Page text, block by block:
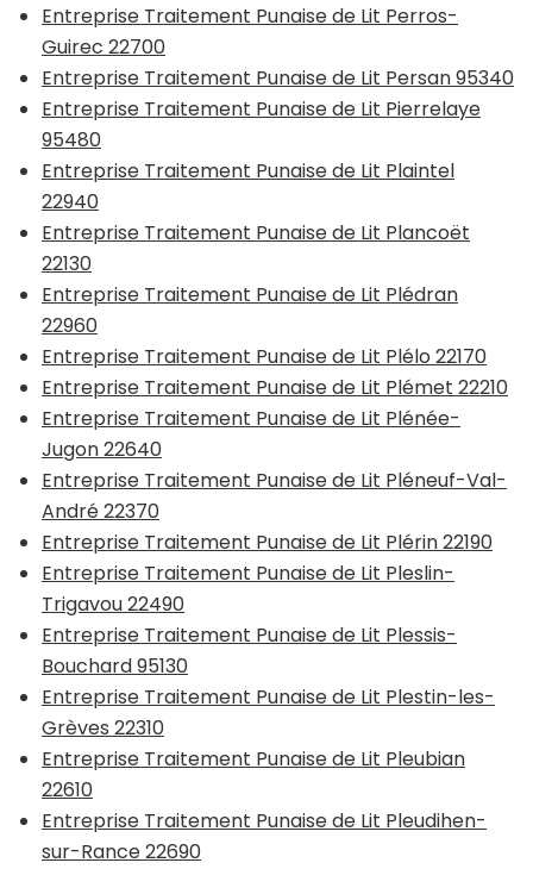
Entreprise Traitement Punaise de Lit Perros-
Guirec 22700
Entreprise Traitement Punaise de Lit Persan 95340
Entreprise Traitement Punaise de Lit Pierrelaye
95480
Entreprise Traitement Punaise de Lit Plaintel
22940
Entreprise Traitement Punaise de Lit Plancoët
22130
Entreprise Traitement Punaise de Lit Plédran
22960
Entreprise Traitement Punaise de Lit Plélo 22170
Entreprise Traitement Punaise de Lit Plémet 22210
Entreprise Traitement Punaise de Lit Plénée-
Jugon 22640
Entreprise Traitement Punaise de Lit Pléneuf-Val-
André 22370
Entreprise Traitement Punaise de Lit Plérin 22190
Entreprise Traitement Punaise de Lit Pleslin-
Trigavou 22490
Entreprise Traitement Punaise de Lit Plessis-
Bouchard 95130
Entreprise Traitement Punaise de Lit Plestin-les-
Grèves 22310
Entreprise Traitement Punaise de Lit Pleubian
22610
Entreprise Traitement Punaise de Lit Pleudihen-
sur-Rance 22690